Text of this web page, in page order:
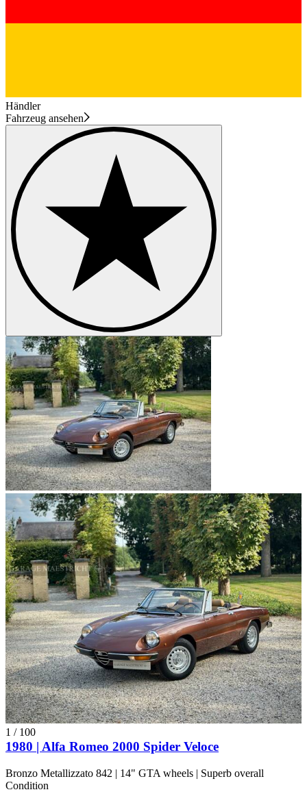
Händler
Fahrzeug ansehen
1 / 100
1980 | Alfa Romeo 2000 Spider Veloce
Bronzo Metallizzato 842 | 14" GTA wheels | Superb overall
Condition